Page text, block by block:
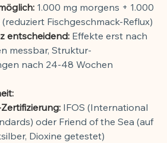
1.000 mg morgens + 1.000
Fischgeschmack-Reflux)
entscheidend: Effekte erst nach
messbar, Struktur-
nach 24-48 Wochen
IFOS (International
oder Friend of the Sea (auf
Dioxine getestet)